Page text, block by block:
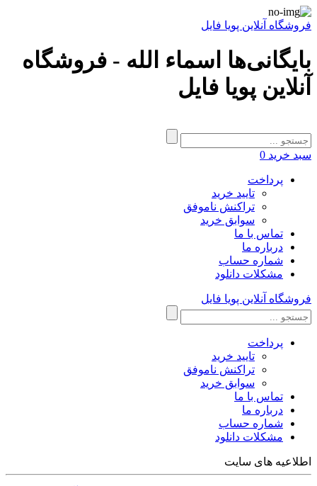
فروشگاه آنلاین پویا فایل
بایگانی‌ها اسماء الله - فروشگاه
آنلاین پویا فایل
سبد خرید 0
پرداخت
تایید خرید
تراکنش ناموفق
سوابق خرید
تماس با ما
درباره ما
شماره حساب
مشکلات دانلود
فروشگاه آنلاین پویا فایل
پرداخت
تایید خرید
تراکنش ناموفق
سوابق خرید
تماس با ما
درباره ما
شماره حساب
مشکلات دانلود
اطلاعیه های سایت